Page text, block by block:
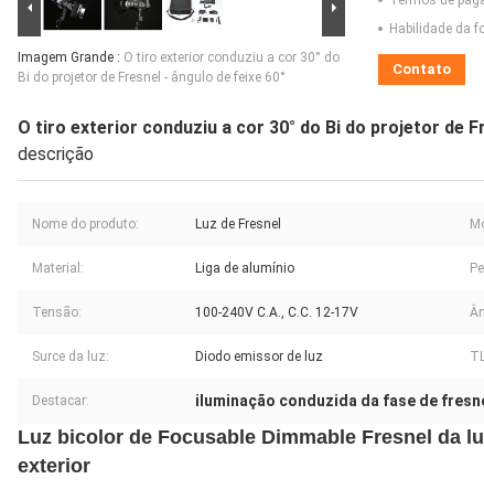
Imagem Grande : O tiro exterior conduziu a cor 30° do
Bi do projetor de Fresnel - ângulo de feixe 60°
Habilidade da
Contato
O tiro exterior conduziu a cor 30° do Bi do projetor de
descrição
Nome do produto: Luz de Fresnel
Material: Liga de alumínio
Tensão: 100-240V C.A., C.C. 12-17V
Surce da luz: Diodo emissor de luz
Destacar: iluminação conduzida da fase de
Luz bicolor de Focusable Dimmable Fresnel da
exterior